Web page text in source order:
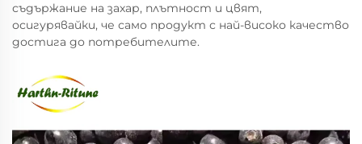
съдържание на захар, плътност и цвят,
осигурявайки, че само продукт с най-високо качество
достига до потребителите.